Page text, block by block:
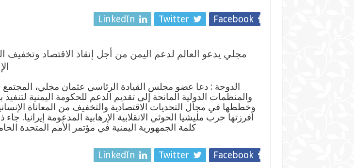
Facebook
Twitter
LinkedIn
مجلي يدعو العالم لدعم اليمن من أجل إنقاذ الاقتصاد وتخفيف
الدوحة : دعا عضو مجلس القيادة الرئاسي عثمان مجلي، المجتمع
والمنظمات الدولية المانحة إلى تقديم الدعم للحكومة اليمنية لتنفيذ
وخططها في مجال التحديات الاقتصادية والتخفيف من المعاناة
افرزتها حرب مليشيا الحوثي الانقلابية الإرهابية المدعومة إيرانيا.
كلمة الجمهورية اليمنية في مؤتمر الأمم المتحدة
Facebook
Twitter
LinkedIn